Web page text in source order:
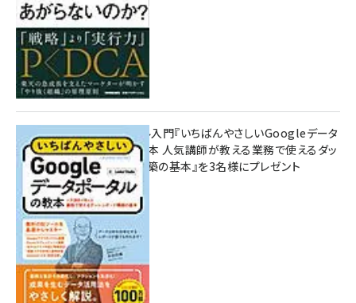
無料BIツール入門『いちばんやさしいGoogleデータ
ポータルの教本 人気講師が教える業務で使えるダッ
シュボード構築の基本』を3名様にプレゼント
7月31日 10:00